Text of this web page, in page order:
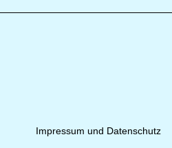
Impressum und Datenschutz